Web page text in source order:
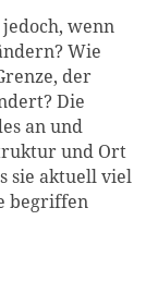
wenn
Wie
der
Die
an und
und Ort
sie aktuell viel
begriffen